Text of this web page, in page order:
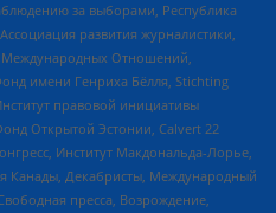
за выборами, Республика
развития журналистики,
Международных Отношений,
имени Генриха Бёлля, Stichting
правовой инициативы
Открытой Эстонии, Calvert 22
Институт Макдональда-Лорье,
Канады, Декабристы, Международный
пресса, Возрождение,